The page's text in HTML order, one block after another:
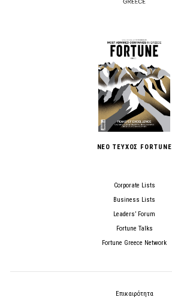
ΝΕΟ ΤΕΥΧΟΣ FORTUNE
Corporate Lists
Business Lists
Leaders’ Forum
Fortune Talks
Fortune Greece Network
Επικαιρότητα